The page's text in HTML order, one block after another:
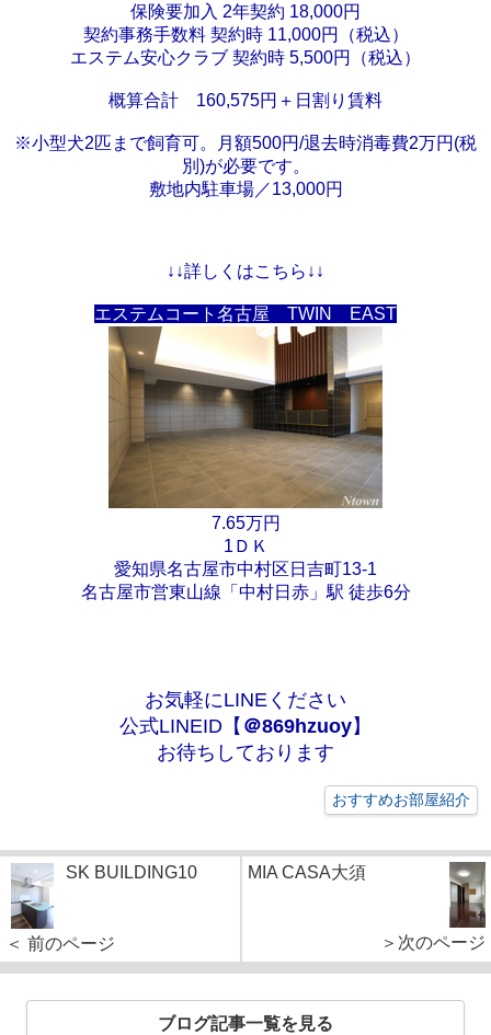
保険要加入 2年契約 18,000円
契約事務手数料 契約時 11,000円（税込）
エステム安心クラブ 契約時 5,500円（税込）
概算合計 160,575円＋日割り賃料
※小型犬2匹まで飼育可。月額500円/退去時消毒費2万円(税
別)が必要です。
敷地内駐車場／13,000円
↓↓詳しくはこちら↓↓
エステムコート名古屋 TWIN EAST
7.65万円
1ＤＫ
愛知県名古屋市中村区日吉町13-1
名古屋市営東山線「中村日赤」駅 徒歩6分
お気軽にLINEください
公式LINEID【 ＠869hzuoy】
お待ちしております
おすすめお部屋紹介
SK BUILDING10
＜ 前のページ
MIA CASA大須
＞次のページ
ブログ記事一覧を見る